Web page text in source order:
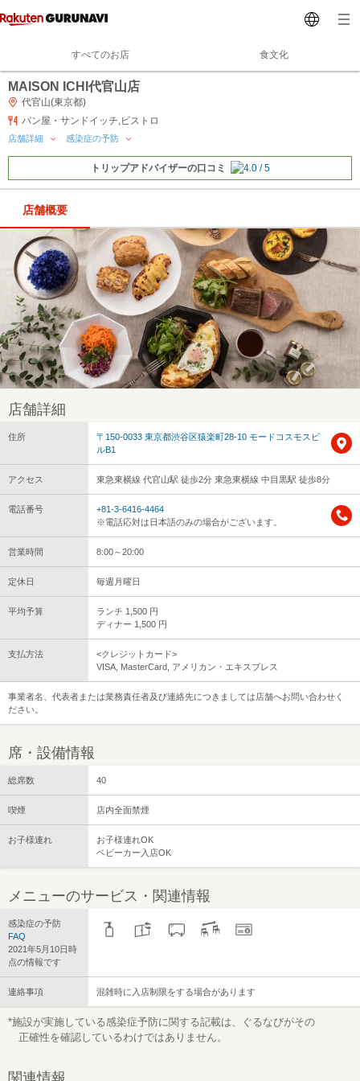
すべてのお店 食文化
MAISON ICHI代官山店
代官山(東京都)
パン屋・サンドイッチ,ビストロ
店舗詳細 感染症の予防
トリップアドバイザーの口コミ
店舗概要
店舗詳細
住所
〒150-0033 東京都渋谷区猿楽町28-10 モードコスモスビ
ルB1
アクセス 東急東横線 代官山駅 徒歩2分 東急東横線 中目黒駅 徒歩8分
電話番号
+81-3-6416-4464
※電話応対は日本語のみの場合がございます。
営業時間 8:00～20:00
定休日 毎週月曜日
平均予算
ランチ 1,500 円
ディナー 1,500 円
支払方法
<クレジットカード>
VISA, MasterCard, アメリカン・エキスプレス
事業者名、代表者または業務責任者及び連絡先につきましては店舗へお問い合わせく
ださい。
席・設備情報
総席数 40
喫煙 店内全面禁煙
お子様連れ
お子様連れOK
ベビーカー入店OK
メニューのサービス・関連情報
感染症の予防
FAQ
2021年5月10日時
点の情報です
連絡事項 混雑時に入店制限をする場合があります
*施設が実施している感染症予防に関する記載は、ぐるなびがその
正確性を確認しているわけではありません。